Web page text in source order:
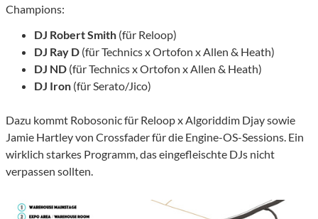
Champions:
DJ Robert Smith (für Reloop)
DJ Ray D (für Technics x Ortofon x Allen & Heath)
DJ ND (für Technics x Ortofon x Allen & Heath)
DJ Iron (für Serato/Jico)
Dazu kommt Robosonic für Reloop x Algoriddim Djay sowie
Jamie Hartley von Crossfader für die Engine-OS-Sessions. Ein
wirklich starkes Programm, das eingefleischte DJs nicht
verpassen sollten.